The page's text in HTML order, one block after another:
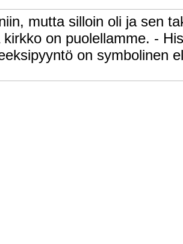
mutta silloin oli ja sen
on puolellamme. -
on symbolinen